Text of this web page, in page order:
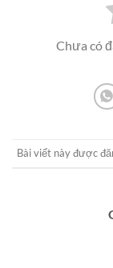
Chưa có
Bài viết này được